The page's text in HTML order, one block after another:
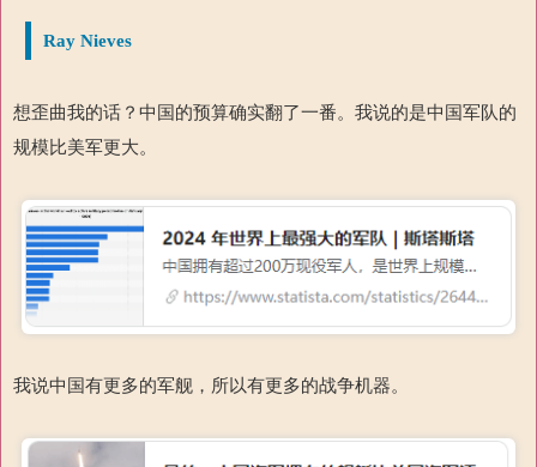
Ray Nieves
想歪曲我的话？中国的预算确实翻了一番。我说的是中国军队的
规模比美军更大。
我说中国有更多的军舰，所以有更多的战争机器。